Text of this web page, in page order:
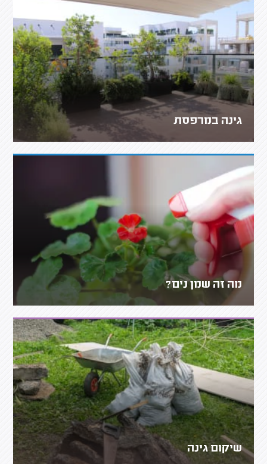
גינה במרפסת
מה זה שמן נים?
שיקום גינה